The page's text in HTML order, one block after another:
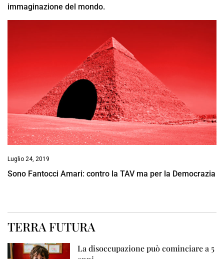
immaginazione del mondo.
Luglio 24, 2019
Sono Fantocci Amari: contro la TAV ma per la Democrazia
TERRA FUTURA
La disoccupazione può cominciare a 5